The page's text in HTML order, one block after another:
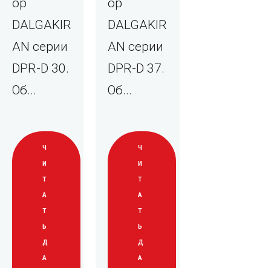
ор
DALGAKIR
AN серии
DPR-D 30.
Об...
Ч
И
Т
А
Т
Ь
Д
А
ор
DALGAKIR
AN серии
DPR-D 37.
Об...
Ч
И
Т
А
Т
Ь
Д
А